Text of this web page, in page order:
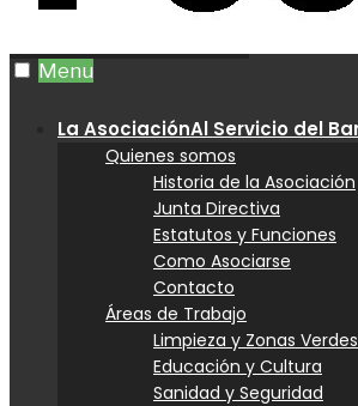
Menu
La AsociaciónAl Servicio del
Quienes somos
Historia de la Asociación
Junta Directiva
Estatutos y Funciones
Como Asociarse
Contacto
Áreas de Trabajo
Limpieza y Zonas Verdes
Educación y Cultura
Sanidad y Seguridad